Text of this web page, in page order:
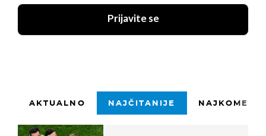
Prijavite se
AKTUALNO NAJČITANIJE